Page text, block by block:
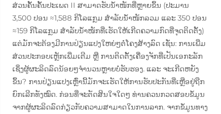
ສ່ວນຄັ້ນຄັ້ນປະເພດ II ສາມາດຮັບນ້ຳໜັກທີ່ຫຼາຍຂຶ້ນ (ປະມານ
3,500 ປອນ ≈1,588 ກິໂລແກຼມ ສຳລັບນ້ຳໜັກລວມ ແລະ 350 ປອນ
≈159 ກິໂລແກຼມ ສຳລັບນ້ຳໜັກທີ່ເຮັດໃຫ້ເກີດຄວາມກົດທີ່ຈຸດຕິດຕັ້ງ)
ແຕ່ມັກຈະຕ້ອງມີການປ່ຽນແປງໃຫຍ່ໆຕໍ່ໂຄງສ້າງລົດ ເຊັ່ນ: ການເພີ່ມ
ສ່ວນປະກອບເຫຼັກເພີ່ມເຕີມ ຫຼື ການຕິດຕັ້ງເຄື່ອງຈັກທີ່ເປັນເອກະລັກ
ເຊິ່ງຜູ້ຜະລິດລົດນ້ອຍໆຈຳນວນຫຼາຍບໍ່ຮັບຮອງ. ແລະ ຈະເກີດຫຍັງ
ຂຶ້ນ? ການປ່ຽນແປງເຫຼົ່ານີ້ມັກຈະເຮັດໃຫ້ການຮັບປະກັນທີ່ເຫຼືອຢູ່ຖືກ
ຍົກເລີກທັງໝົດ. ກ່ອນທີ່ຈະຕັດສິນໃຈໃດໆ ທ່ານຄວນກວດສອບຂໍ້ມູນ
ຈາກຜູ້ຜະລິດລົດກ່ຽວກັບຄວາມສາມາດໃນການລາກ. ຈາກຂໍ້ມູນທາງ